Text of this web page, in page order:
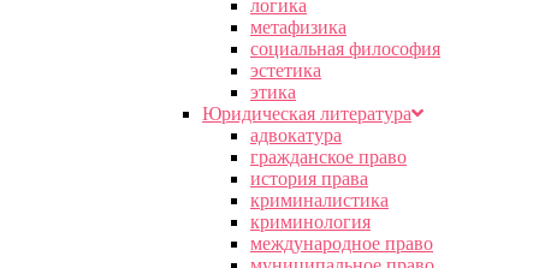
логика
метафизика
социальная философия
эстетика
этика
Юридическая литература
адвокатура
гражданское право
история права
криминалистика
криминология
международное право